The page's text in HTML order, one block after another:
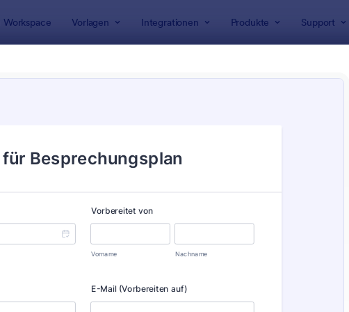
Workspace Vorlagen Integrationen Produkte Support
Vorschau : Anamnesebogen